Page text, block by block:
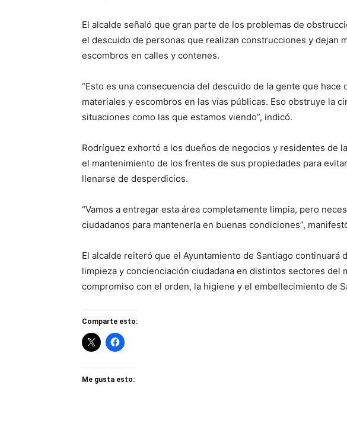
El alcalde señaló que gran parte de los problemas de
el descuido de personas que realizan construcciones y dejan
escombros en calles y contenes.
“Esto es una consecuencia del descuido de la gente que
materiales y escombros en las vías públicas. Eso obstruye la
situaciones como las que estamos viendo”, indicó.
Rodríguez exhortó a los dueños de negocios y residentes de
el mantenimiento de los frentes de sus propiedades para
llenarse de desperdicios.
“Vamos a entregar esta área completamente limpia, pero
ciudadanos para mantenerla en buenas condiciones”,
El alcalde reiteró que el Ayuntamiento de Santiago continuará
limpieza y concienciación ciudadana en distintos sectores del
compromiso con el orden, la higiene y el embellecimiento de
Comparte esto:
Me gusta esto: